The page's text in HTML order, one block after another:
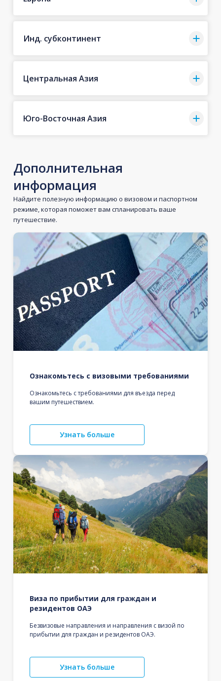
Инд. субконтинент
Центральная Азия
Юго-Восточная Азия
Дополнительная
информация
Найдите полезную информацию о визовом и паспортном
режиме, которая поможет вам спланировать ваше
путешествие.
Ознакомьтесь с визовыми требованиями
Ознакомьтесь с требованиями для въезда перед
вашим путешествием.
Узнать больше
Виза по прибытии для граждан и
резидентов ОАЭ
Безвизовые направления и направления с визой по
прибытии для граждан и резидентов ОАЭ.
Узнать больше